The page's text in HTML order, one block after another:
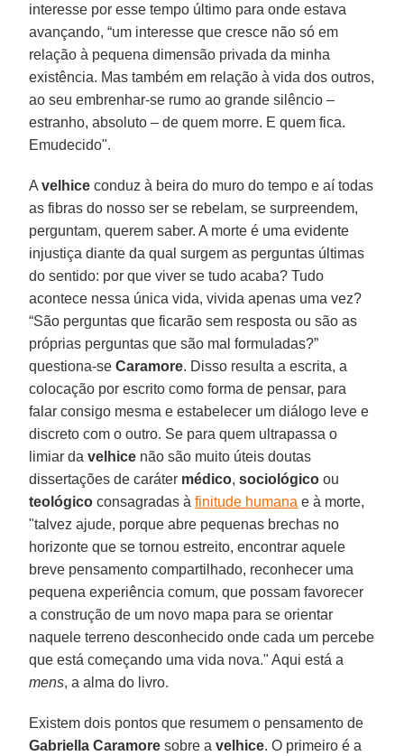
interesse por esse tempo último para onde estava
avançando, “um interesse que cresce não só em
relação à pequena dimensão privada da minha
existência. Mas também em relação à vida dos outros,
ao seu embrenhar-se rumo ao grande silêncio –
estranho, absoluto – de quem morre. E quem fica.
Emudecido".
Avelhice conduz à beira do muro do tempo e aí todas
as fibras do nosso ser se rebelam, se surpreendem,
perguntam, querem saber. A morte é uma evidente
injustiça diante da qual surgem as perguntas últimas
do sentido: por que viver se tudo acaba? Tudo
acontece nessa única vida, vivida apenas uma vez?
“São perguntas que ficarão sem resposta ou são as
próprias perguntas que são mal formuladas?”
questiona-seCaramore. Disso resulta a escrita, a
colocação por escrito como forma de pensar, para
falar consigo mesma e estabelecer um diálogo leve e
discreto com o outro. Se para quem ultrapassa o
limiar davelhice não são muito úteis doutas
dissertações de caráter médico, sociológico ou
teológico consagradas àfinitude humana e à morte,
"talvez ajude, porque abre pequenas brechas no
horizonte que se tornou estreito, encontrar aquele
breve pensamento compartilhado, reconhecer uma
pequena experiência comum, que possam favorecer
a construção de um novo mapa para se orientar
naquele terreno desconhecido onde cada um percebe
que está começando uma vida nova." Aqui está a
mens, a alma do livro.
Existem dois pontos que resumem o pensamento de
Gabriella Caramore sobre avelhice. O primeiro é a